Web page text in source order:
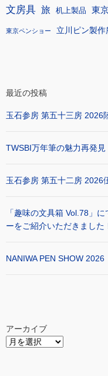
文房具 旅 机上製品 東
東京ペンショー 立川ピン製作
最近の投稿
玉石参房 第五十三房
TWSBI万年筆の魅力再発見
玉石参房 第五十二房
「趣味の文具箱 Vol.78」
ーをご紹介いただきました
NANIWA PEN SHOW 2026
アーカイブ